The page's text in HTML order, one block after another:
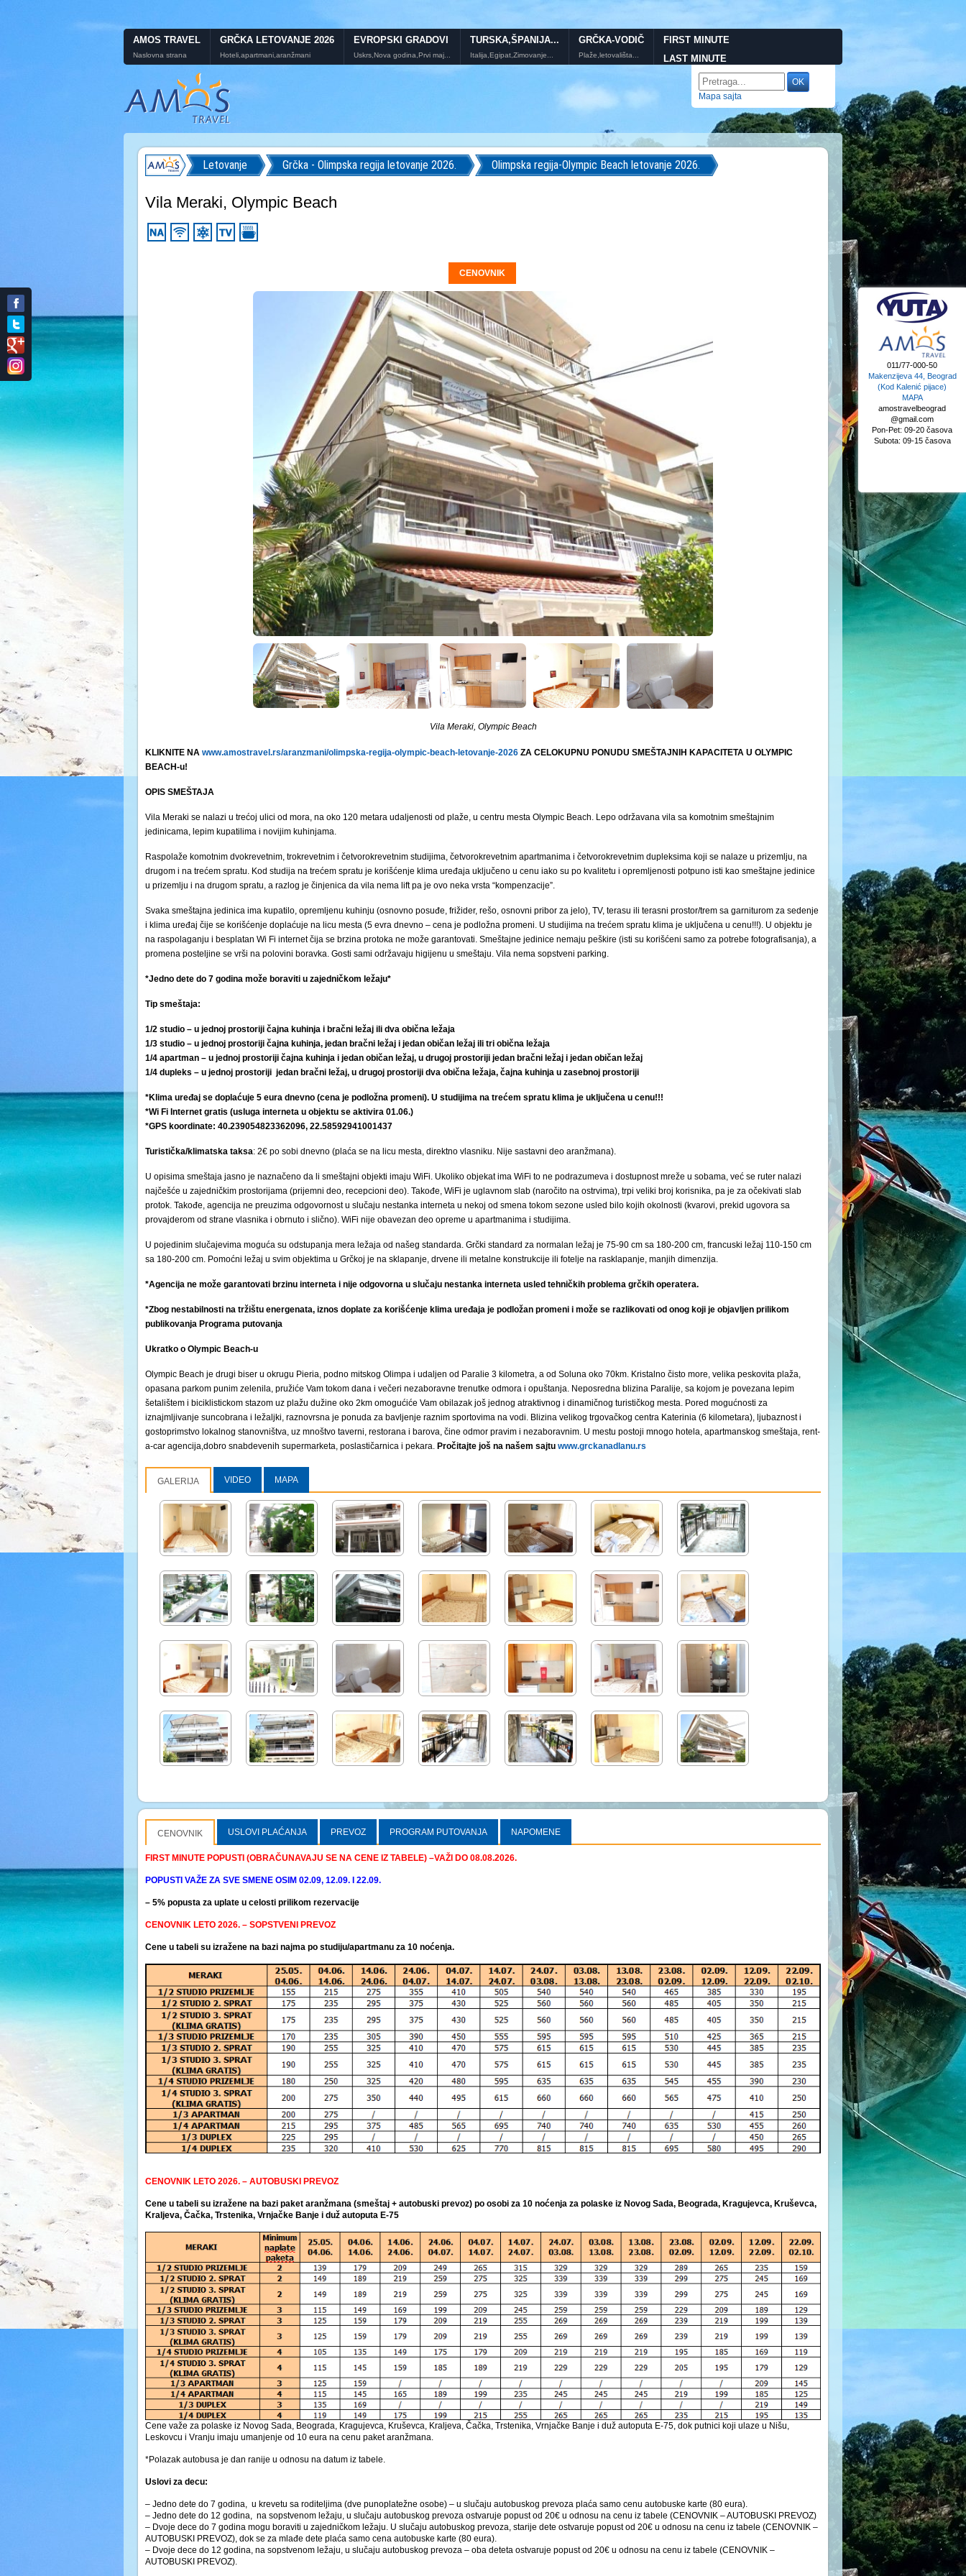
AMOS TRAVEL
Naslovna strana
GRČKA LETOVANJE 2026
Hoteli,apartmani,aranžmani
EVROPSKI GRADOVI
Uskrs,Nova godina,Prvi maj...
TURSKA,ŠPANIJA...
Italija,Egipat,Zimovanje...
GRČKA-VODIČ
Plaže,letovališta...
FIRST MINUTE
LAST MINUTE
Mapa sajta
Letovanje Grčka - Olimpska regija letovanje 2026. Olimpska regija-Olympic Beach letovanje 2026.
Vila Meraki, Olympic Beach
CENOVNIK
Vila Meraki, Olympic Beach
KLIKNITE NA www.amostravel.rs/aranzmani/olimpska-regija-olympic-beach-letovanje-2026 ZA CELOKUPNU PONUDU SMEŠTAJNIH KAPACITETA U OLYMPIC
BEACH-u!
OPIS SMEŠTAJA
Vila Meraki se nalazi u trećoj ulici od mora, na oko 120 metara udaljenosti od plaže, u centru mesta Olympic Beach. Lepo održavana vila sa komotnim smeštajnim
jedinicama, lepim kupatilima i novijim kuhinjama.
Raspolaže komotnim dvokrevetnim, trokrevetnim i četvorokrevetnim studijima, četvorokrevetnim apartmanima i četvorokrevetnim dupleksima koji se nalaze u prizemlju, na
drugom i na trećem spratu. Kod studija na trećem spratu je korišćenje klima uređaja uključeno u cenu iako su po kvalitetu i opremljenosti potpuno isti kao smeštajne jedinice
u prizemlju i na drugom spratu, a razlog je činjenica da vila nema lift pa je ovo neka vrsta “kompenzacije”.
Svaka smeštajna jedinica ima kupatilo, opremljenu kuhinju (osnovno posuđe, frižider, rešo, osnovni pribor za jelo), TV, terasu ili terasni prostor/trem sa garniturom za sedenje
i klima uređaj čije se korišćenje doplaćuje na licu mesta (5 evra dnevno – cena je podložna promeni. U studijima na trećem spratu klima je uključena u cenu!!!). U objektu je
na raspolaganju i besplatan Wi Fi internet čija se brzina protoka ne može garantovati. Smeštajne jedinice nemaju peškire (isti su korišćeni samo za potrebe fotografisanja), a
promena posteljine se vrši na polovini boravka. Gosti sami održavaju higijenu u smeštaju. Vila nema sopstveni parking.
*Jedno dete do 7 godina može boraviti u zajedničkom ležaju*
Tip smeštaja:
1/2 studio – u jednoj prostoriji čajna kuhinja i bračni ležaj ili dva obična ležaja
1/3 studio – u jednoj prostoriji čajna kuhinja, jedan bračni ležaj i jedan običan ležaj ili tri obična ležaja
1/4 apartman – u jednoj prostoriji čajna kuhinja i jedan običan ležaj, u drugoj prostoriji jedan bračni ležaj i jedan običan ležaj
1/4 dupleks – u jednoj prostoriji jedan bračni ležaj, u drugoj prostoriji dva obična ležaja, čajna kuhinja u zasebnoj prostoriji
*Klima uređaj se doplaćuje 5 eura dnevno (cena je podložna promeni). U studijima na trećem spratu klima je uključena u cenu!!!
*Wi Fi Internet gratis (usluga interneta u objektu se aktivira 01.06.)
*GPS koordinate: 40.239054823362096, 22.58592941001437
Turistička/klimatska taksa: 2€ po sobi dnevno (plaća se na licu mesta, direktno vlasniku. Nije sastavni deo aranžmana).
U opisima smeštaja jasno je naznačeno da li smeštajni objekti imaju WiFi. Ukoliko objekat ima WiFi to ne podrazumeva i dostupnost mreže u sobama, već se ruter nalazi
najčešće u zajedničkim prostorijama (prijemni deo, recepcioni deo). Takođe, WiFi je uglavnom slab (naročito na ostrvima), trpi veliki broj korisnika, pa je za očekivati slab
protok. Takođe, agencija ne preuzima odgovornost u slučaju nestanka interneta u nekoj od smena tokom sezone usled bilo kojih okolnosti (kvarovi, prekid ugovora sa
provajderom od strane vlasnika i obrnuto i slično). WiFi nije obavezan deo opreme u apartmanima i studijima.
U pojedinim slučajevima moguća su odstupanja mera ležaja od našeg standarda. Grčki standard za normalan ležaj je 75-90 cm sa 180-200 cm, francuski ležaj 110-150 cm
sa 180-200 cm. Pomoćni ležaj u svim objektima u Grčkoj je na sklapanje, drvene ili metalne konstrukcije ili fotelje na rasklapanje, manjih dimenzija.
*Agencija ne može garantovati brzinu interneta i nije odgovorna u slučaju nestanka interneta usled tehničkih problema grčkih operatera.
*Zbog nestabilnosti na tržištu energenata, iznos doplate za korišćenje klima uređaja je podložan promeni i može se razlikovati od onog koji je objavljen prilikom
publikovanja Programa putovanja
Ukratko o Olympic Beach-u
Olympic Beach je drugi biser u okrugu Pieria, podno mitskog Olimpa i udaljen od Paralie 3 kilometra, a od Soluna oko 70km. Kristalno čisto more, velika peskovita plaža,
opasana parkom punim zelenila, pružiće Vam tokom dana i večeri nezaboravne trenutke odmora i opuštanja. Neposredna blizina Paralije, sa kojom je povezana lepim
šetalištem i biciklistickom stazom uz plažu dužine oko 2km omogućiće Vam obilazak još jednog atraktivnog i dinamičnog turističkog mesta. Pored mogućnosti za
iznajmljivanje suncobrana i ležaljki, raznovrsna je ponuda za bavljenje raznim sportovima na vodi. Blizina velikog trgovačkog centra Katerinia (6 kilometara), ljubaznost i
gostoprimstvo lokalnog stanovništva, uz mnoštvo taverni, restorana i barova, čine odmor pravim i nezaboravnim. U mestu postoji mnogo hotela, apartmanskog smeštaja, rent-
a-car agencija,dobro snabdevenih supermarketa, poslastičarnica i pekara. Pročitajte još na našem sajtu www.grckanadlanu.rs
GALERIJA VIDEO MAPA
CENOVNIK USLOVI PLAĆANJA PREVOZ PROGRAM PUTOVANJA NAPOMENE
FIRST MINUTE POPUSTI (OBRAČUNAVAJU SE NA CENE IZ TABELE) –VAŽI DO 08.08.2026.
POPUSTI VAŽE ZA SVE SMENE OSIM 02.09, 12.09. I 22.09.
– 5% popusta za uplate u celosti prilikom rezervacije
CENOVNIK LETO 2026. – SOPSTVENI PREVOZ
Cene u tabeli su izražene na bazi najma po studiju/apartmanu za 10 noćenja.
CENOVNIK LETO 2026. – AUTOBUSKI PREVOZ
Cene u tabeli su izražene na bazi paket aranžmana (smeštaj + autobuski prevoz) po osobi za 10 noćenja za polaske iz Novog Sada, Beograda, Kragujevca, Kruševca,
Kraljeva, Čačka, Trstenika, Vrnjačke Banje i duž autoputa E-75
Cene važe za polaske iz Novog Sada, Beograda, Kragujevca, Kruševca, Kraljeva, Čačka, Trstenika, Vrnjačke Banje i duž autoputa E-75, dok putnici koji ulaze u Nišu,
Leskovcu i Vranju imaju umanjenje od 10 eura na cenu paket aranžmana.
*Polazak autobusa je dan ranije u odnosu na datum iz tabele.
Uslovi za decu:
– Jedno dete do 7 godina, u krevetu sa roditeljima (dve punoplatežne osobe) – u slučaju autobuskog prevoza plaća samo cenu autobuske karte (80 eura).
– Jedno dete do 12 godina, na sopstvenom ležaju, u slučaju autobuskog prevoza ostvaruje popust od 20€ u odnosu na cenu iz tabele (CENOVNIK – AUTOBUSKI PREVOZ)
– Dvoje dece do 7 godina mogu boraviti u zajedničkom ležaju. U slučaju autobuskog prevoza, starije dete ostvaruje popust od 20€ u odnosu na cenu iz tabele (CENOVNIK –
AUTOBUSKI PREVOZ), dok se za mlađe dete plaća samo cena autobuske karte (80 eura).
– Dvoje dece do 12 godina, na sopstvenom ležaju, u slučaju autobuskog prevoza – oba deteta ostvaruje popust od 20€ u odnosu na cenu iz tabele (CENOVNIK –
AUTOBUSKI PREVOZ).
011/77-000-50
Makenzijeva 44, Beograd
(Kod Kalenić pijace)
MAPA
amostravelbeograd
@gmail.com
Pon-Pet: 09-20 časova
Subota: 09-15 časova